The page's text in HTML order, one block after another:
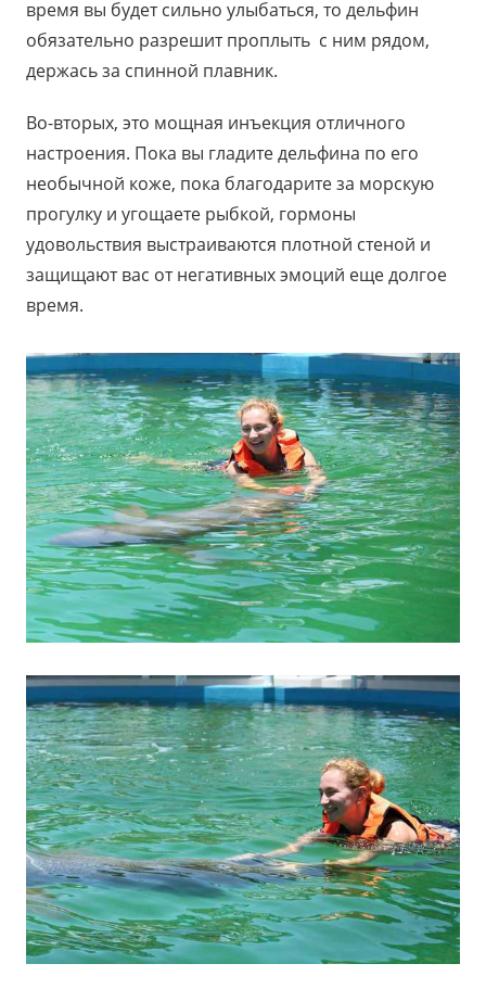
время вы будет сильно улыбаться, то дельфин
обязательно разрешит проплыть с ним рядом,
держась за спинной плавник.
Во-вторых, это мощная инъекция отличного
настроения. Пока вы гладите дельфина по его
необычной коже, пока благодарите за морскую
прогулку и угощаете рыбкой, гормоны
удовольствия выстраиваются плотной стеной и
защищают вас от негативных эмоций еще долгое
время.